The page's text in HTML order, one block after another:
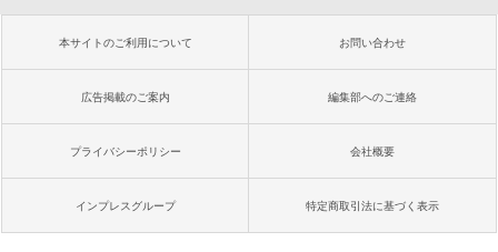
本サイトのご利用について お問い合わせ
広告掲載のご案内 編集部へのご連絡
プライバシーポリシー 会社概要
インプレスグループ 特定商取引法に基づく表示